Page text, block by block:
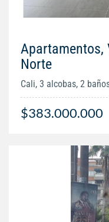
Apartamentos,
Norte
Cali, 3 alcobas, 2
$383.000.000